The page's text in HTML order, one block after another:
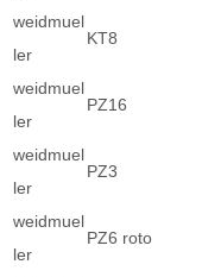
weidmuel
ler
KT8
weidmuel
ler
PZ16
weidmuel
ler
PZ3
weidmuel
ler
PZ6 roto